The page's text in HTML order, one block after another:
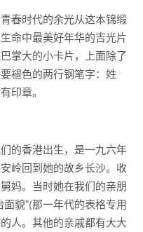
春时代的余光从这本锦缎
命中最美好年华的吉光片
掌大的小卡片，上面除了
褪色的两行钢笔字：姓
印章。
的香港出生，是一九六年
岭回到她的故乡长沙。收
妈。当时她在我们的亲朋
貌”(那一年代的表格专用
人。其他的亲戚都有大大